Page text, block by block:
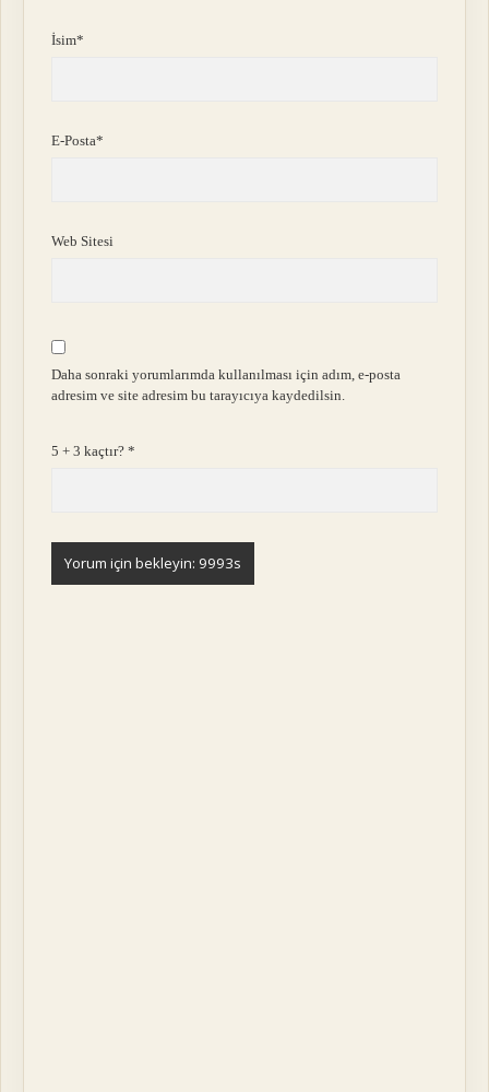
İsim*
E-Posta*
Web Sitesi
Daha sonraki yorumlarımda kullanılması için adım, e-posta
adresim ve site adresim bu tarayıcıya kaydedilsin.
5 + 3 kaçtır?*